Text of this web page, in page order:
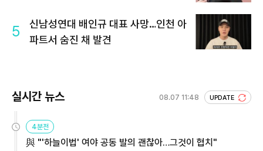
5
신남성연대 배인규 대표 사망…인천 아
파트서 숨진 채 발견
실시간 뉴스 08.07 11:48 UPDATE
4분전
與 "'하늘이법' 여야 공동 발의 괜찮아…그것이 협치"